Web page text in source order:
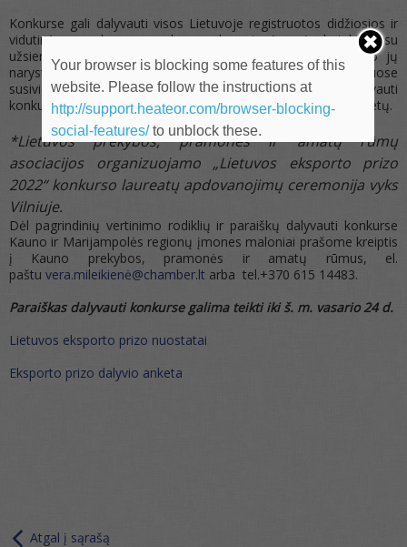
Konkurse gali dalyvauti visos Lietuvoje registruotos didžiosios ir
vidutinės gamybos ar paslaugų eksporto įmonės bei kitos su
užsienio prekyba susijusios institucijos, nepriklausomai nuo jų
narystės Rūmuose, asociacijose, konfederacijose ar kituose
susivienijimuose. Kartą apdovanotos įmonės gali vėl dalyvauti
konkurse, t. y. pretenduoti į apdovanojimus, tik po ketverių metų.
*Lietuvos prekybos, pramonės ir amatų rūmų
asociacijos organizuojamo „Lietuvos eksporto prizo
2022“ konkurso laureatų apdovanojimų ceremonija vyks
Vilniuje.
Dėl pagrindinių vertinimo rodiklių ir paraiškų dalyvauti konkurse
Kauno ir Marijampolės regionų įmones maloniai prašome kreiptis
į Kauno prekybos, pramonės ir amatų rūmus, el.
paštu vera.mileikienė@chamber.lt arba tel.+370 615 14483.
Paraiškas dalyvauti konkurse galima teikti iki š. m. vasario 24 d.
Lietuvos eksporto prizo nuostatai
Eksporto prizo dalyvio anketa
Atgal į sąrašą
Your browser is blocking some features of this
website. Please follow the instructions at
http://support.heateor.com/browser-blocking-
social-features/to unblock these.